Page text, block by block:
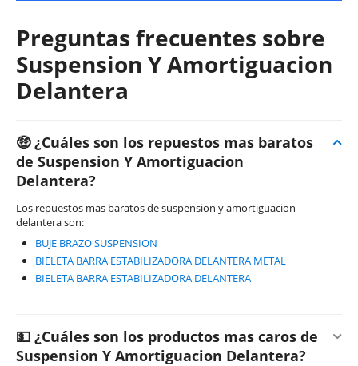
Preguntas frecuentes sobre
Suspension Y Amortiguacion
Delantera
🤑 ¿Cuáles son los repuestos mas baratos
de Suspension Y Amortiguacion
Delantera?
Los repuestos mas baratos de suspension y amortiguacion
delantera son:
BUJE BRAZO SUSPENSION
BIELETA BARRA ESTABILIZADORA DELANTERA METAL
BIELETA BARRA ESTABILIZADORA DELANTERA
💵 ¿Cuáles son los productos mas caros de
Suspension Y Amortiguacion Delantera?